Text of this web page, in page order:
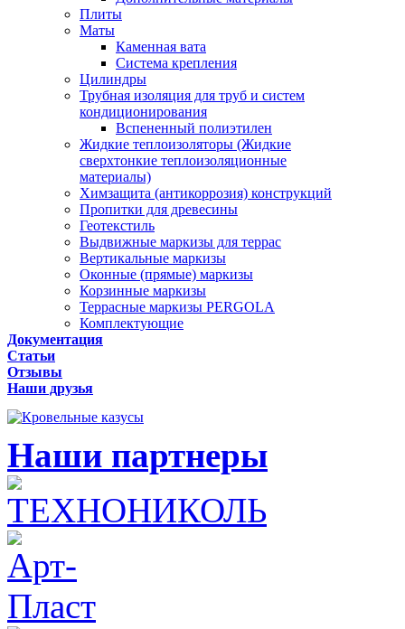
Плиты
Маты
Каменная вата
Система крепления
Цилиндры
Трубная изоляция для труб и систем
кондиционирования
Вспененный полиэтилен
Жидкие теплоизоляторы (Жидкие
сверхтонкие теплоизоляционные
материалы)
Химзащита (антикоррозия) конструкций
Пропитки для древесины
Геотекстиль
Выдвижные маркизы для террас
Вертикальные маркизы
Оконные (прямые) маркизы
Корзинные маркизы
Террасные маркизы PERGOLA
Комплектующие
Документация
Статьи
Отзывы
Наши друзья
Наши партнеры